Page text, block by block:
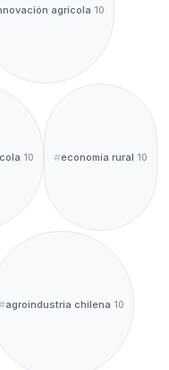
agrícola 10
10 economía rural 10
agroindustria chilena 10